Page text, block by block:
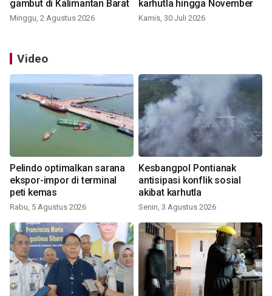
gambut di Kalimantan Barat
Minggu, 2 Agustus 2026
karhutla hingga November
Kamis, 30 Juli 2026
Video
Pelindo optimalkan sarana
ekspor-impor di terminal
peti kemas
Rabu, 5 Agustus 2026
Kesbangpol Pontianak
antisipasi konflik sosial
akibat karhutla
Senin, 3 Agustus 2026